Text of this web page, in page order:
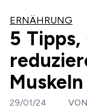
ERNÄHRUNG
5
29/01/24 VON